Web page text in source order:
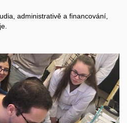
administrativě a financování,